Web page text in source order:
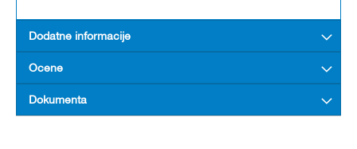
Dodatne informacije
Ocene
Dokumenta